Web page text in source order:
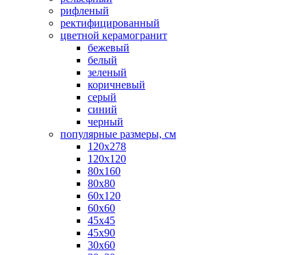
рифленый
ректифицированный
цветной керамогранит
бежевый
белый
зеленый
коричневый
серый
синий
черный
популярные размеры, см
120х278
120х120
80х160
80х80
60х120
60х60
45х45
45х90
30х60